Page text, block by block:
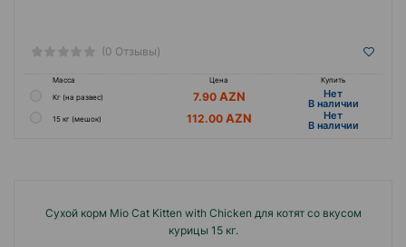
(0 Отзывы)
Масса Цена
Купить
Кг (на развес)
7.90 Hет
B наличии
15 кг (мешок) 112.00 Hет
B наличии
Сухой корм Mio Cat Kitten with Chicken для котят со вкусом
курицы 15 кг.